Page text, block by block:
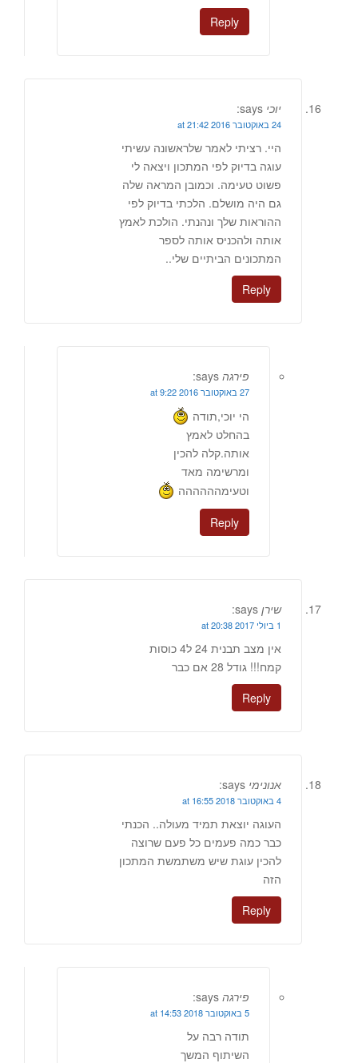
Reply
יוכי says:
24 באוקטובר 2016 at 21:42
היי. רציתי לאמר שלראשונה עשיתי
עוגה בדיוק לפי המתכון ויצאה לי
פשוט טעימה. וכמובן המראה שלה
גם היה מושלם. הלכתי בדיוק לפי
ההוראות שלך ונהנתי. הולכת לאמץ
אותה ולהכניס אותה לספר
המתכונים הביתיים שלי..
Reply
פירגה says:
27 באוקטובר 2016 at 9:22
הי יוכי,תודה
בהחלט לאמץ
אותה.קלה להכין
ומרשימה מאד
וטעימהההההה
Reply
שירן says:
1 ביולי 2017 at 20:38
אין מצב תבנית 24 ל4 כוסות
קמח!!! גודל 28 אם כבר
Reply
אנונימי says:
4 באוקטובר 2018 at 16:55
העוגה יוצאת תמיד מעולה.. הכנתי
כבר כמה פעמים כל פעם שרוצה
להכין עוגת שיש משתמשת המתכון
הזה
Reply
פירגה says:
5 באוקטובר 2018 at 14:53
תודה רבה על
השיתוף המשך